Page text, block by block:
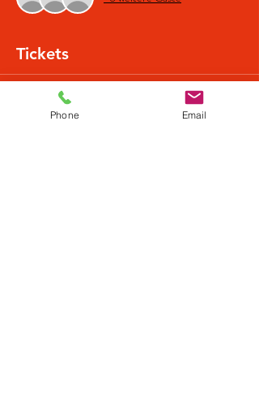
Tickets
Verkauf beendet
Phone Email